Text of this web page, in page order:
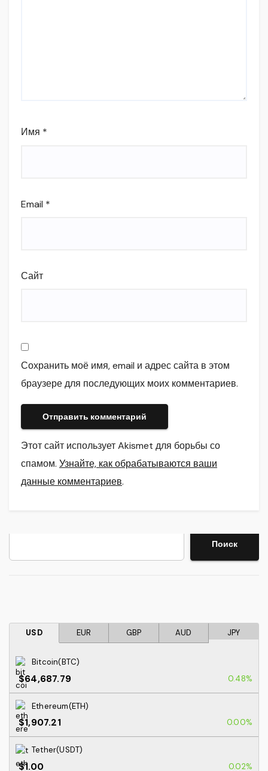
Имя *
Email *
Сайт
Сохранить моё имя, email и адрес сайта в этом
браузере для последующих моих комментариев.
Этот сайт использует Akismet для борьбы со
спамом. Узнайте, как обрабатываются ваши
данные комментариев.
Поиск
USD EUR GBP AUD JPY
Bitcoin(BTC)
$64,687.79 0.48%
Ethereum(ETH)
$1,907.21 0.00%
Tether(USDT)
$1.00 0.02%